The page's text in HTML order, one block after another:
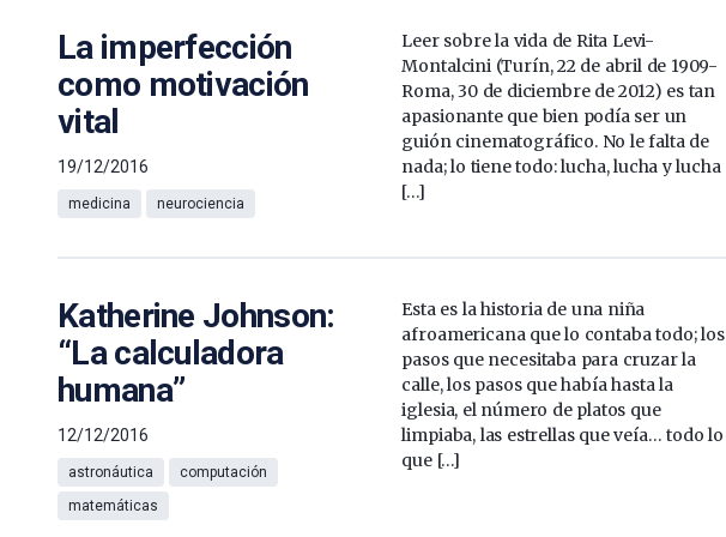
La imperfección
como motivación
vital
19/12/2016
medicina neurociencia
Leer sobre la vida de Rita Levi-
Montalcini (Turín, 22 de abril de 1909-
Roma, 30 de diciembre de 2012) es tan
apasionante que bien podía ser un
guión cinematográfico. No le falta de
nada; lo tiene todo: lucha, lucha y lucha
[…]
Katherine Johnson:
“La calculadora
humana”
12/12/2016
astronáutica
computación
matemáticas
Esta es la historia de una niña
afroamericana que lo contaba todo; los
pasos que necesitaba para cruzar la
calle, los pasos que había hasta la
iglesia, el número de platos que
limpiaba, las estrellas que veía… todo lo
que […]